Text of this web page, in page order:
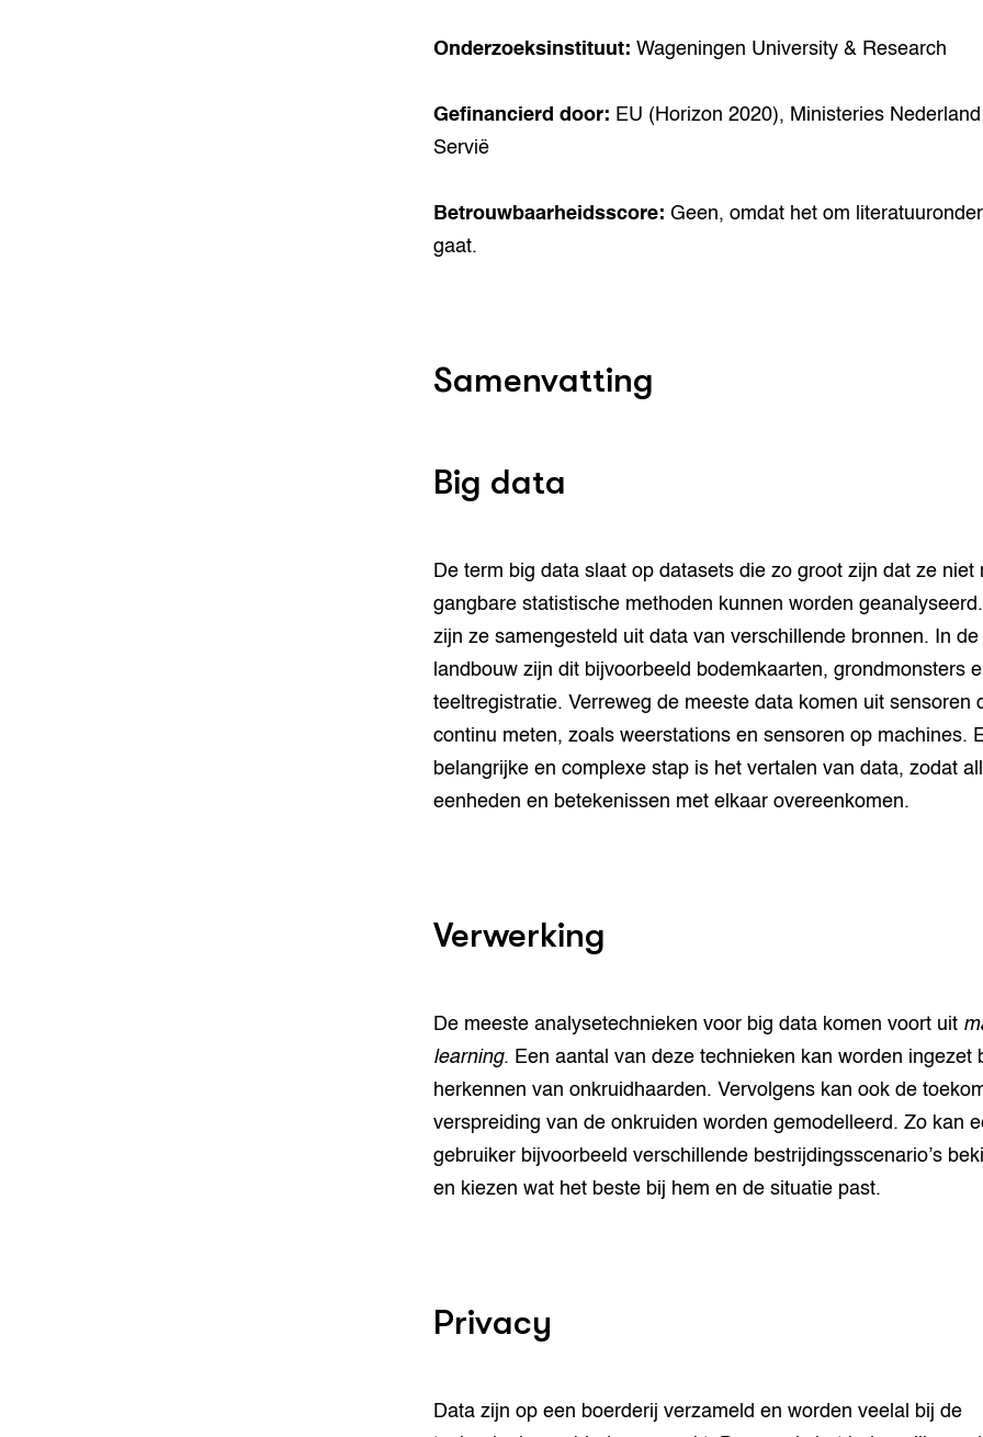
Onderzoeksinstituut: Wageningen University & Research
Gefinancierd door: EU (Horizon 2020), Ministeries
Servië
Betrouwbaarheidsscore: Geen, omdat het om
gaat.
Samenvatting
Big data
De term big data slaat op datasets die zo groot zijn dat ze niet
gangbare statistische methoden kunnen worden
zijn ze samengesteld uit data van verschillende bronnen. In de
landbouw zijn dit bijvoorbeeld bodemkaarten, grondmonsters
teeltregistratie. Verreweg de meeste data komen uit sensoren
continu meten, zoals weerstations en sensoren op machines.
belangrijke en complexe stap is het vertalen van data, zodat
eenheden en betekenissen met elkaar overeenkomen.
Verwerking
De meeste analysetechnieken voor big data komen voort uit
learning. Een aantal van deze technieken kan worden ingezet
herkennen van onkruidhaarden. Vervolgens kan ook de
verspreiding van de onkruiden worden gemodelleerd. Zo kan
gebruiker bijvoorbeeld verschillende bestrijdingsscenario’s
en kiezen wat het beste bij hem en de situatie past.
Privacy
Data zijn op een boerderij verzameld en worden veelal bij de